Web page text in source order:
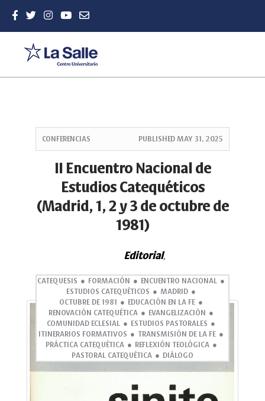
Navigation
Main
CONFERENCIAS PUBLISHED MAY 31, 2025
II Encuentro Nacional de
Estudios Catequéticos
(Madrid, 1, 2 y 3 de octubre de
1981)
Editorial,
CATEQUESIS FORMACIÓN
ENCUENTRO NACIONAL
ESTUDIOS CATEQUÉTICOS
MADRID
OCTUBRE DE 1981
EDUCACIÓN EN LA FE
RENOVACIÓN CATEQUÉTICA
EVANGELIZACIÓN
COMUNIDAD ECLESIAL
ESTUDIOS PASTORALES
ITINERARIOS FORMATIVOS
TRANSMISIÓN DE LA FE
PRÁCTICA CATEQUÉTICA
REFLEXIÓN TEOLÓGICA
PASTORAL CATEQUÉTICA
DIÁLOGO